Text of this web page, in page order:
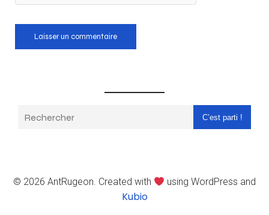
C’est parti !
© 2026 AntRugeon. Created with using WordPress and
Kubio